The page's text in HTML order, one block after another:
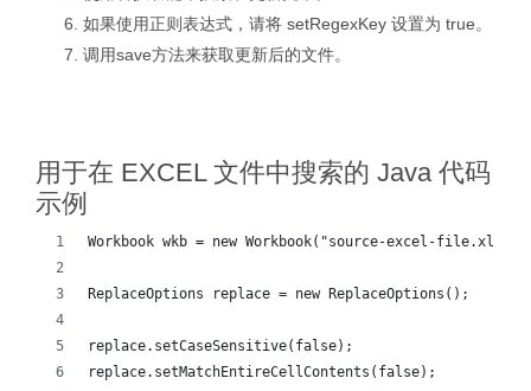
如果使用正则表达式，请将 setRegexKey 设置为 true。
调用save方法来获取更新后的文件。
用于在 EXCEL 文件中搜索的 Java 代码
示例
Workbook wkb = new Workbook("source-excel-
ReplaceOptions replace = new ReplaceOptions();
replace.setCaseSensitive(false);
replace.setMatchEntireCellContents(false);